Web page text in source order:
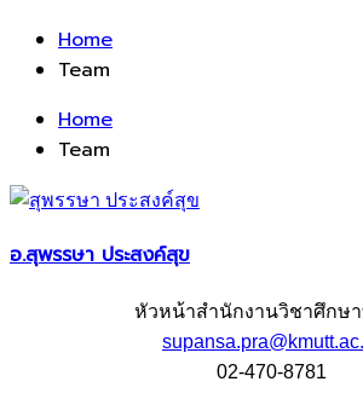
Home
Team
Home
Team
อ.สุพรรษา ประสงค์สุข
หัวหน้าสำนักงานวิชาศึกษา
02-470-8781